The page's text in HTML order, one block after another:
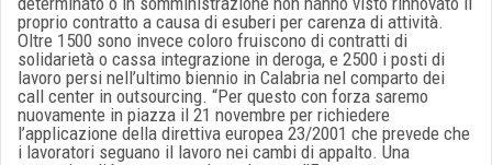
proprio contratto a causa di esuberi per carenza di attività.
Oltre 1500 sono invece coloro fruiscono di contratti di
solidarietà o cassa integrazione in deroga, e 2500 i posti di
lavoro persi nell’ultimo biennio in Calabria nel comparto dei
call center in outsourcing. “Per questo con forza saremo
nuovamente in piazza il 21 novembre per richiedere
l’applicazione della direttiva europea 23/2001 che prevede che
i lavoratori seguano il lavoro nei cambi di appalto. Una